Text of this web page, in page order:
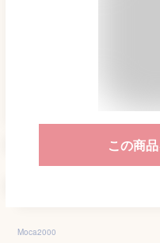
この商
Moca2000